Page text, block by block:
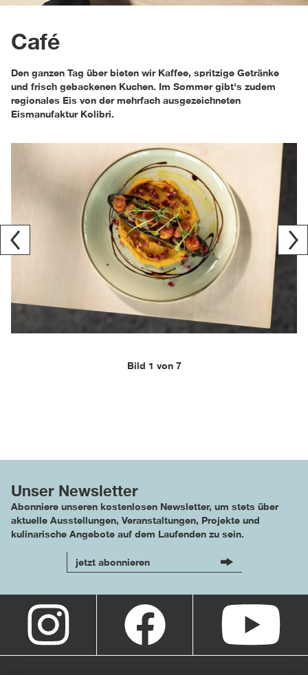
Café
Den ganzen Tag über bieten wir Kaffee, spritzige Getränke
und frisch gebackenen Kuchen. Im Sommer gibt's zudem
regionales Eis von der mehrfach ausgezeichneten
Eismanufaktur Kolibri.
Bild 1 von 7
Unser Newsletter
Abonniere unseren kostenlosen Newsletter, um stets über
aktuelle Ausstellungen, Veranstaltungen, Projekte und
kulinarische Angebote auf dem Laufenden zu sein.
jetzt abonnieren